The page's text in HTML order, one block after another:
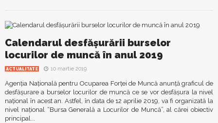
Calendarul desfăşurării burselor
locurilor de muncă în anul 2019
ACTUALITATE 10 martie 2019
Agenţia Națională pentru Ocuparea Forței de Muncă anunţă graficul de
desfăşurare a burselor locurilor de muncă ce se vor desfășura la nivel
național în acest an. Astfel, în data de 12 aprilie 2019, va fi organizată la
nivel naţional “Bursa Generală a Locurilor de Muncă”, al cărei obiectiv
principal...